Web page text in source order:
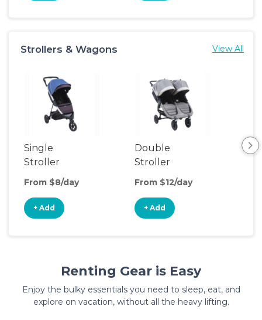
Strollers & Wagons View All
Single
Stroller
From $8/day
+ Add
Double
Stroller
From $12/day
+ Add
Renting Gear is Easy
Enjoy the bulky essentials you need to sleep, eat, and
explore on vacation, without all the heavy lifting.